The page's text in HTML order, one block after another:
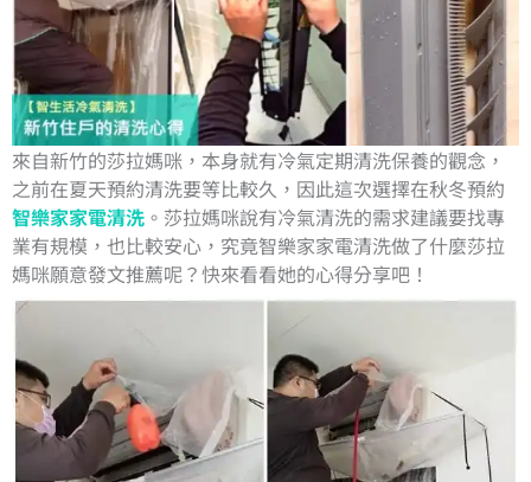
來自新竹的莎拉媽咪，本身就有冷氣定期清洗保養的觀念，
之前在夏天預約清洗要等比較久，因此這次選擇在秋冬預約
智樂家家電清洗 。莎拉媽咪說有冷氣清洗的需求建議要找專
業有規模，也比較安心，究竟智樂家家電清洗做了什麼莎拉
媽咪願意發文推薦呢？快來看看她的心得分享吧！​